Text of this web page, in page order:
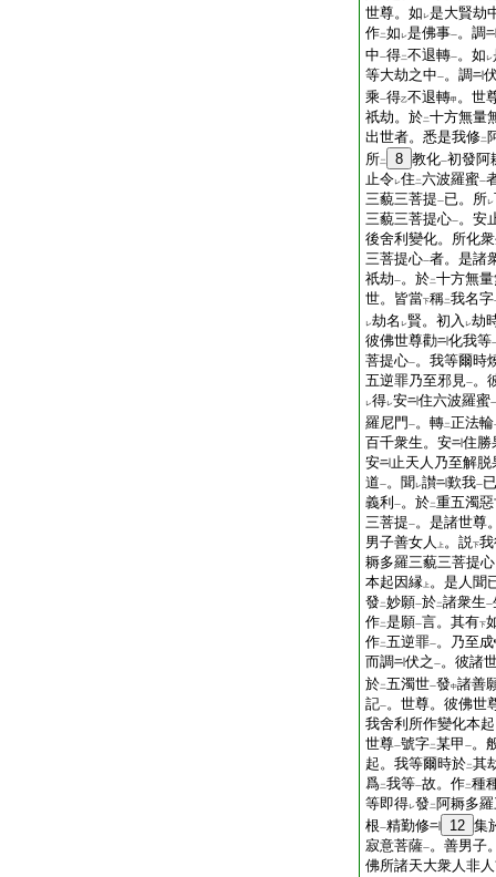
世尊。如 レ是大賢劫
作二如 レ是佛事一。調
中一得二不退轉一。如 レ
等大劫之中一。調
乘一得乙不退轉甲 。世
祇劫。於二十方無量
出世者。悉是我修二
所二 8 教化一初發阿
止令レ住 二六波羅蜜一
三藐三菩提一已。所レ
三藐三菩提心一。安
後舍利變化。所化
三菩提心一者。是諸
祇劫一。於二十方無
世。皆當下稱二我名字
レ劫名 レ賢。初入 レ劫
彼佛世尊勸
化我等
菩提心一。我等爾時
五逆罪乃至邪見一。
レ得レ安 住六波羅蜜一
羅尼門 一。轉二正法輪
百千衆生。安
住勝
安
止天人乃至解脱
道一。聞 レ讃 歎我一
義利 一。於二重五濁
三菩提一。是諸世尊
男子善女人
上 。説下
耨多羅三藐三菩提
本起因縁 上 。是人聞
發 二妙願一於二諸衆生一
作二是願一言。其有下
作二五逆罪一。乃至成
而調
伏之 一。彼諸
於二五濁世一發中諸善
記一。世尊。彼佛世
我舍利所作變化本
世尊一號字二某甲 一。
起。我等爾時於二其
爲二我等一故。作二種
等即得レ發 二 阿耨多
根一精勤修 12 集
寂意菩薩一。善男子
佛所諸天大衆人非